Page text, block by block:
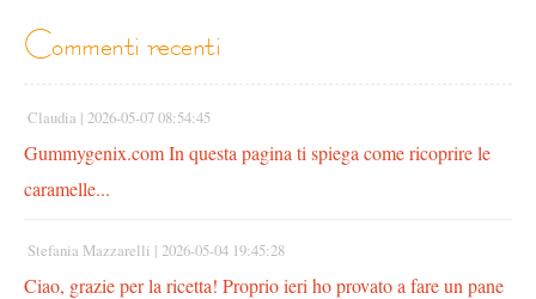
commenti recenti
Claudia | 2026-05-07 08:54:45
Gummygenix.com In questa pagina ti spiega come ricoprire le
caramelle...
Stefania Mazzarelli | 2026-05-04 19:45:28
Ciao, grazie per la ricetta! Proprio ieri ho provato a fare un pane